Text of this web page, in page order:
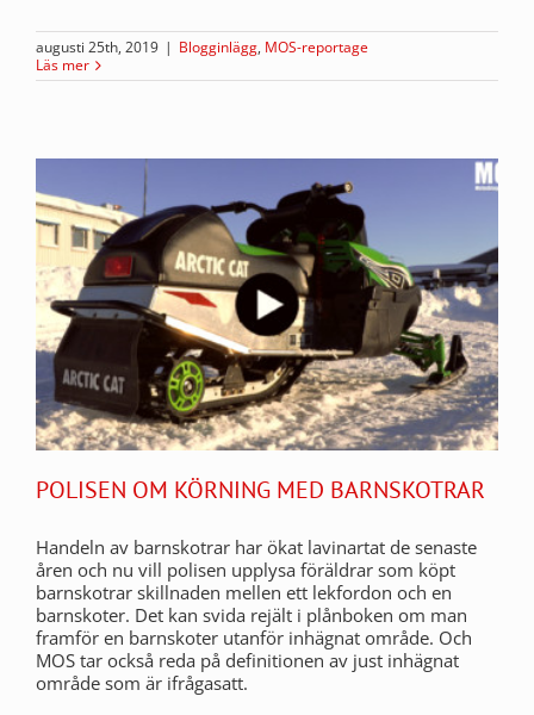
augusti 25th, 2019 | Blogginlägg, MOS-reportage
Läs mer
POLISEN OM KÖRNING MED BARNSKOTRAR
Handeln av barnskotrar har ökat lavinartat de senaste
åren och nu vill polisen upplysa föräldrar som köpt
barnskotrar skillnaden mellen ett lekfordon och en
barnskoter. Det kan svida rejält i plånboken om man
framför en barnskoter utanför inhägnat område. Och
MOS tar också reda på definitionen av just inhägnat
område som är ifrågasatt.